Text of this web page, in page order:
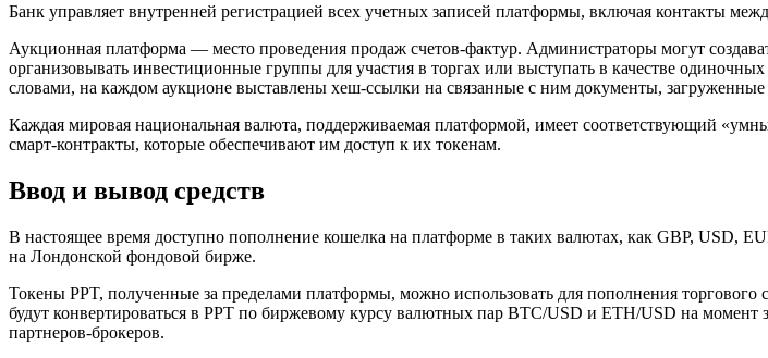
Банк управляет внутренней регистрацией всех учетных записей платформы, включая контакты
Аукционная платформа — место проведения продаж счетов-фактур. Администраторы могут
организовывать инвестиционные группы для участия в торгах или выступать в качестве
словами, на каждом аукционе выставлены хеш-ссылки на связанные с ним документы, загруженные
Каждая мировая национальная валюта, поддерживаемая платформой, имеет соответствующий
смарт-контракты, которые обеспечивают им доступ к их токенам.
Ввод и вывод средств
В настоящее время доступно пополнение кошелка на платформе в таких валютах, как GBP, USD,
на Лондонской фондовой бирже.
Токены PPT, полученные за пределами платформы, можно использовать для пополнения
будут конвертироваться в PPT по биржевому курсу валютных пар BTC/USD и ETH/USD на
партнеров-брокеров.